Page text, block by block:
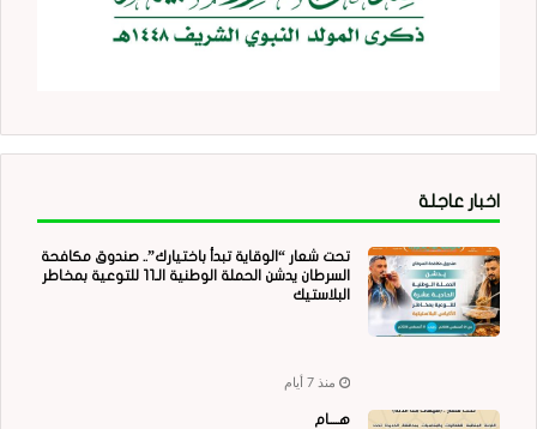
اخبار عاجلة
تحت شعار “الوقاية تبدأ باختيارك”.. صندوق مكافحة
السرطان يدشن الحملة الوطنية الـ11 للتوعية بمخاطر
البلاستيك
منذ 7 أيام
هــــام